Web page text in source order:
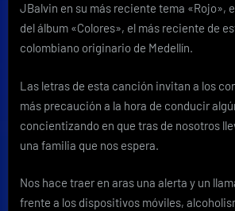
a
la
prevención
de
tránsito
JBalvin en su más reciente tema «Rojo»,
del álbum «Colores», el más reciente de
colombiano originario de Medellín.
Las letras de esta canción invitan a los
más precaución a la hora de conducir
concientizando en que tras de nosotros
una familia que nos espera.
Nos hace traer en aras una alerta y un
frente a los dispositivos móviles,